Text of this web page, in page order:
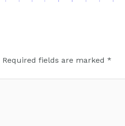
Required fields are marked *